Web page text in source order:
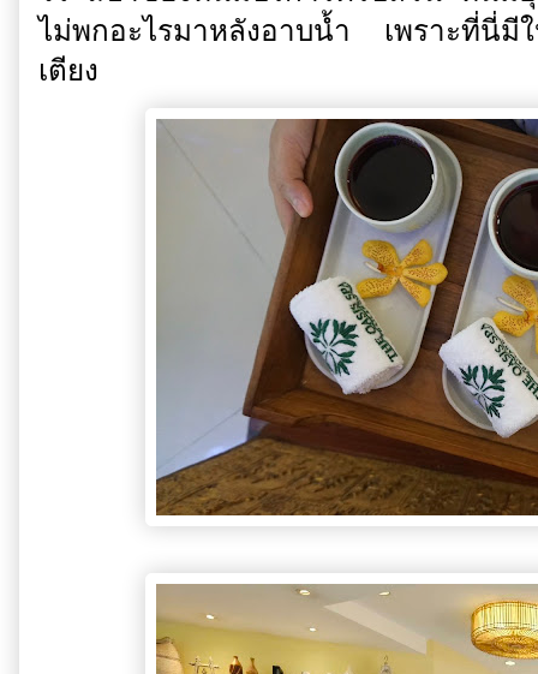
ไม่พกอะไรมาหลังอาบน้ำ เพราะที่นี่
เตียง